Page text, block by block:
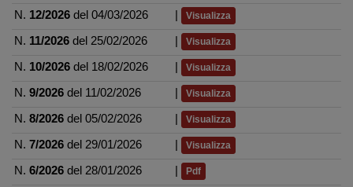
N. 12/2026 del 04/03/2026 Visualizza
N. 11/2026 del 25/02/2026 Visualizza
N. 10/2026 del 18/02/2026 Visualizza
N. 9/2026 del 11/02/2026 Visualizza
N. 8/2026 del 05/02/2026 Visualizza
N. 7/2026 del 29/01/2026 Visualizza
N. 6/2026 del 28/01/2026 Pdf